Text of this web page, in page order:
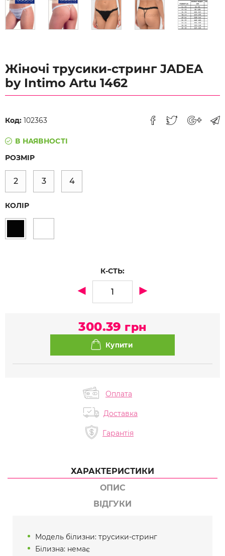
Жіночі трусики-стринг JADEA
by Intimo Artu 1462
Код: 102363
В НАЯВНОСТІ
РОЗМІР
2 3 4
КОЛІР
К-СТЬ:
300.39 грн
Оплата
Доставка
Гарантія
ХАРАКТЕРИСТИКИ
ОПИС
ВІДГУКИ
Модель білизни: трусики-стринг
Білизна: немає